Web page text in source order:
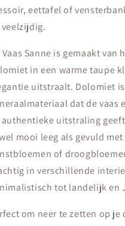
eettafel of
Vaas Sanne is gemaakt van
in een warme taupe
uitstraalt. Dolomiet
dat de vaas
uitstraling
mooi leeg als gevuld
of
in verschillende
tot landelijk en
om neer te zetten op je